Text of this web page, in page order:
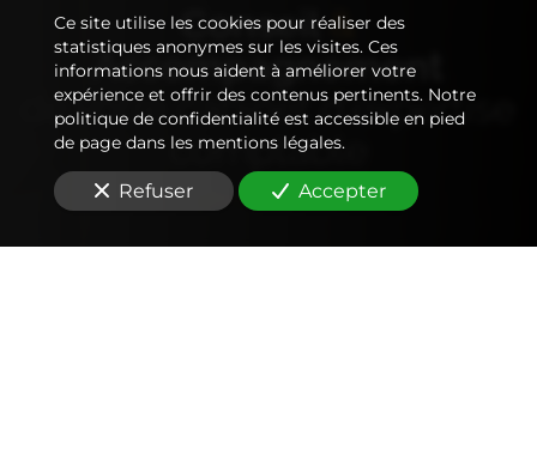
Conseil&
Accompagnement
de votrecabinet d'expertise
comptable
Ce site utilise les cookies pour réaliser des
statistiques anonymes sur les visites. Ces
informations nous aident à améliorer votre
expérience et offrir des contenus pertinents. Notre
politique de confidentialité est accessible en pied
de page dans les mentions légales.
Refuser Accepter